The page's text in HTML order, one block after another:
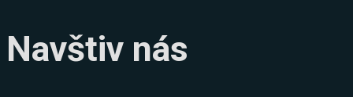
Navštiv nás